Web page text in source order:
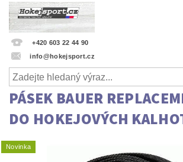
+420 603 22 44 90
info@hokejsport.cz
PÁSEK BAUER
DO HOKEJOVÝCH
Novinka